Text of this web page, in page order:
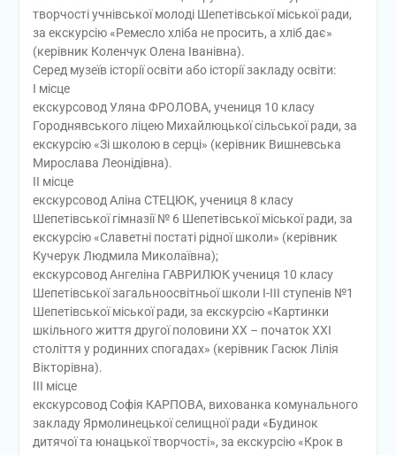
творчості учнівської молоді Шепетівської міської ради,
за екскурсію «Ремесло хліба не просить, а хліб дає»
(керівник Коленчук Олена Іванівна).
Серед музеїв історії освіти або історії закладу освіти:
І місце
екскурсовод Уляна ФРОЛОВА, учениця 10 класу
Городнявського ліцею Михайлюцької сільської ради, за
екскурсію «Зі школою в серці» (керівник Вишневська
Мирослава Леонідівна).
ІІ місце
екскурсовод Аліна СТЕЦЮК, учениця 8 класу
Шепетівської гімназії № 6 Шепетівської міської ради, за
екскурсію «Славетні постаті рідної школи» (керівник
Кучерук Людмила Миколаївна);
екскурсовод Ангеліна ГАВРИЛЮК учениця 10 класу
Шепетівської загальноосвітньої школи І-ІІІ ступенів №1
Шепетівської міської ради, за екскурсію «Картинки
шкільного життя другої половини ХХ – початок ХХІ
століття у родинних спогадах» (керівник Гасюк Лілія
Вікторівна).
ІІІ місце
екскурсовод Софія КАРПОВА, вихованка комунального
закладу Ярмолинецької селищної ради «Будинок
дитячої та юнацької творчості», за екскурсію «Крок в